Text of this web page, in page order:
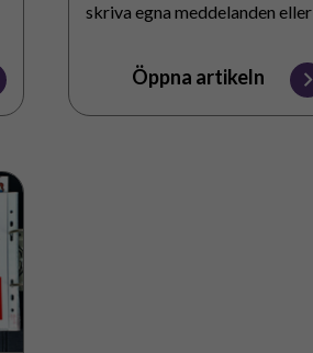
skriva egna meddelanden eller
bildordlista.Öppna artikeln